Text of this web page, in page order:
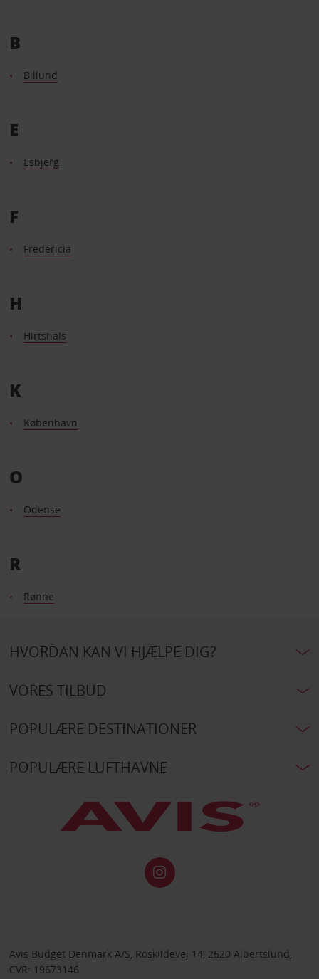
B
Billund
E
Esbjerg
F
Fredericia
H
Hirtshals
K
København
O
Odense
R
Rønne
HVORDAN KAN VI HJÆLPE DIG?
VORES TILBUD
POPULÆRE DESTINATIONER
POPULÆRE LUFTHAVNE
Avis Budget Denmark A/S, Roskildevej 14, 2620 Albertslund,
CVR: 19673146